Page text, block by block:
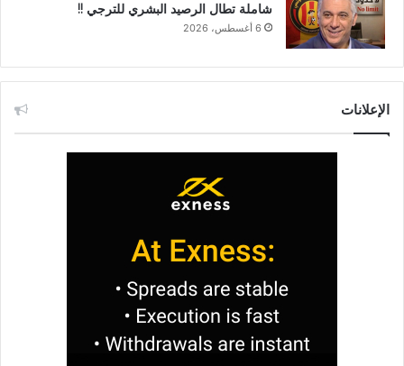
شاملة تطال الرصيد البشري للترجي !!
6 أغسطس، 2026
الإعلانات